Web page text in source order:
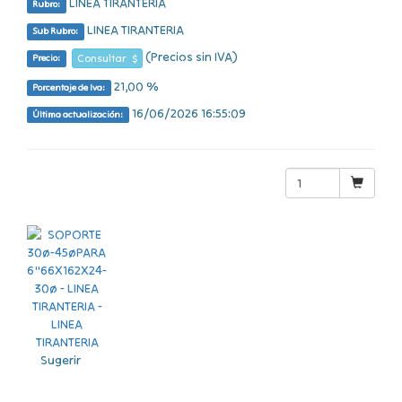
Rubro:
Sub Rubro: LINEA TIRANTERIA
Precio: Consultar $ (Precios sin IVA)
Porcentaje de Iva: 21,00 %
Última actualización: 16/06/2026 16:55:09
Sugerir